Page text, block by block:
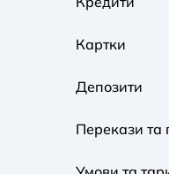
Картки
Депозити
Перекази та